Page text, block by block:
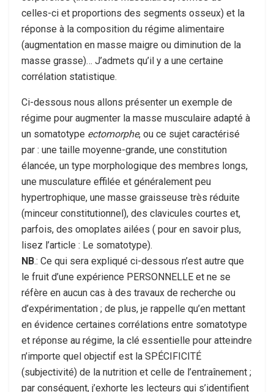
celles-ci et proportions des segments osseux) et la
réponse à la composition du régime alimentaire
(augmentation en masse maigre ou diminution de la
masse grasse)… J’admets qu’il y a une certaine
corrélation statistique.
Ci-dessous nous allons présenter un exemple de
régime pour augmenter la masse musculaire adapté à
un somatotype ectomorphe, ou ce sujet caractérisé
par : une taille moyenne-grande, une constitution
élancée, un type morphologique des membres longs,
une musculature effilée et généralement peu
hypertrophique, une masse graisseuse très réduite
(minceur constitutionnel), des clavicules courtes et,
parfois, des omoplates ailées ( pour en savoir plus,
lisez l’article : Le somatotype).
NB.: Ce qui sera expliqué ci-dessous n’est autre que
le fruit d’une expérience PERSONNELLE et ne se
réfère en aucun cas à des travaux de recherche ou
d’expérimentation ; de plus, je rappelle qu’en mettant
en évidence certaines corrélations entre somatotype
et réponse au régime, la clé essentielle pour atteindre
n’importe quel objectif est la SPÉCIFICITÉ
(subjectivité) de la nutrition et celle de l’entraînement ;
par conséquent, j’exhorte les lecteurs qui s’identifient